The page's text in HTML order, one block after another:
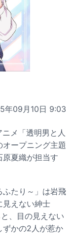
年09月10日 9:03
メ「透明男と人
ープニング主題
夏織が担当す
ふたり～」は岩飛
見えない紳士
、目の見えない
ずかの2人が惹か